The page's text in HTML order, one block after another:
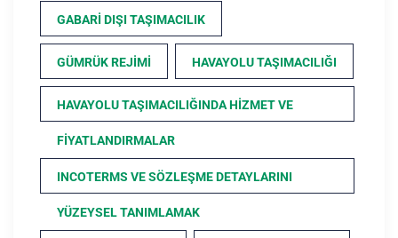
GABARI DIŞI TAŞIMACILIK
GÜMRÜK REJIMI HAVAYOLU TAŞIMACILIĞI
HAVAYOLU TAŞIMACILIĞINDA HIZMET VE
FIYATLANDIRMALAR
INCOTERMS VE SÖZLEŞME DETAYLARINI
YÜZEYSEL TANIMLAMAK